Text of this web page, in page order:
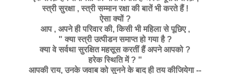
स्त्री सुरक्षा , स्त्री सम्मान रक्षा की बातें भी करते हैं !
ऐसा क्यों ?
आप , अपने ही परिवार की, किसी भी महिला से पूछिए ,
" क्या स्त्री उत्पीडन समाप्त हो गया है ?
क्या वे सर्वथा सुरक्षित महसूस करतीं हैं अपने आपको ?
हरेक स्थिति में ? "
आपकी राय, उनके जवाब को सुनने के बाद ही तय कीजियेगा --